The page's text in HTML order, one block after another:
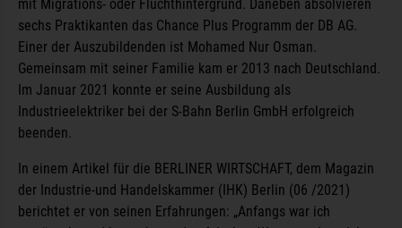
mit Migrations- oder Fluchthintergrund. Daneben absolvieren
sechs Praktikanten das Chance Plus Programm der DB AG.
Einer der Auszubildenden ist Mohamed Nur Osman.
Gemeinsam mit seiner Familie kam er 2013 nach Deutschland.
Im Januar 2021 konnte er seine Ausbildung als
Industrieelektriker bei der S-Bahn Berlin GmbH erfolgreich
beenden.
In einem Artikel für die BERLINER WIRTSCHAFT, dem Magazin
der Industrie-und Handelskammer (IHK) Berlin (06 /2021)
berichtet er von seinen Erfahrungen: „Anfangs war ich